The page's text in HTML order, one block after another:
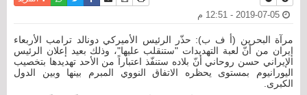
مرآة البحرين (أ ف ب): حذّر الرئيس الأميركي دونالد ترامب الأربعاء
إيران من أنّ لعبة التهديدات "ستنقلب عليها"، وذلك بعيد إعلان الرئيس
الإيراني حسن روحاني أنّ بلاده ستنفّذ اعتباراً من الأحد تهديدها بتخصيب
اليورانيوم بمستوى يحظره الاتفاق النووي المبرم بينها وبين الدول
الكبرى.